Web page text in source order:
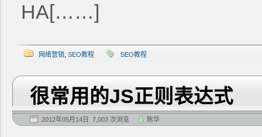
HA[……]
网络营销 SEO教程 SEO教程
很常用的JS正则表达式
2012年05月14日 7,003 次浏览 陈华